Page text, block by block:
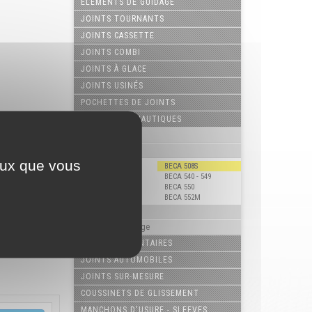
ELÉMENTS DE GUIDAGE
JOINTS TOURNANTS
JOINTS CASSETTE
JOINTS COMBI
JOINTS À GLACE
JOINTS USINÉS
POCHETTES DE JOINTS
JOINTS AÉRONAUTIQUES
BECA 508S
BECA 540 - 549
BECA 550
BECA 552M
Bagues de guidage
JOINTS ALIMENTAIRES
JOINTS AUTOMOBILES
JOINTS SUR-MESURE
COUSSINETS DE GLISSEMENT
MANCHONS D'USURE - SLEEVES
que vous